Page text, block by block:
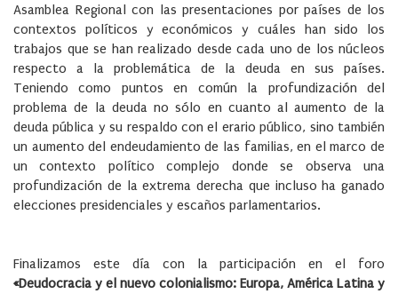
Asamblea Regional con las presentaciones por países de los
contextos políticos y económicos y cuáles han sido los
trabajos que se han realizado desde cada uno de los núcleos
respecto a la problemática de la deuda en sus países.
Teniendo como puntos en común la profundización del
problema de la deuda no sólo en cuanto al aumento de la
deuda pública y su respaldo con el erario público, sino también
un aumento del endeudamiento de las familias, en el marco de
un contexto político complejo donde se observa una
profundización de la extrema derecha que incluso ha ganado
elecciones presidenciales y escaños parlamentarios.
Finalizamos este día con la participación en el foro
«Deudocracia y el nuevo colonialismo: Europa, América Latina y